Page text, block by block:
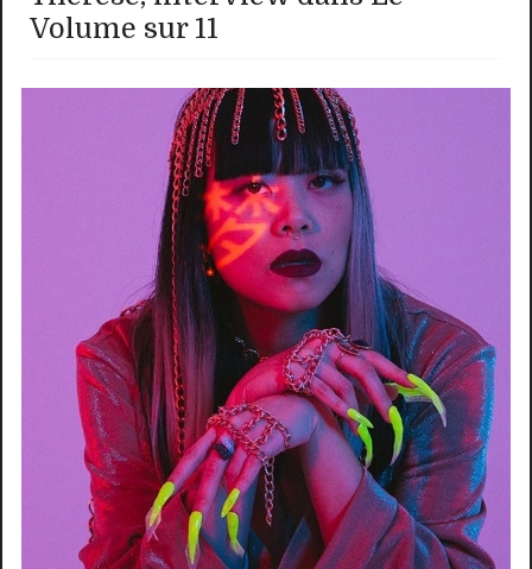
Volume sur 11